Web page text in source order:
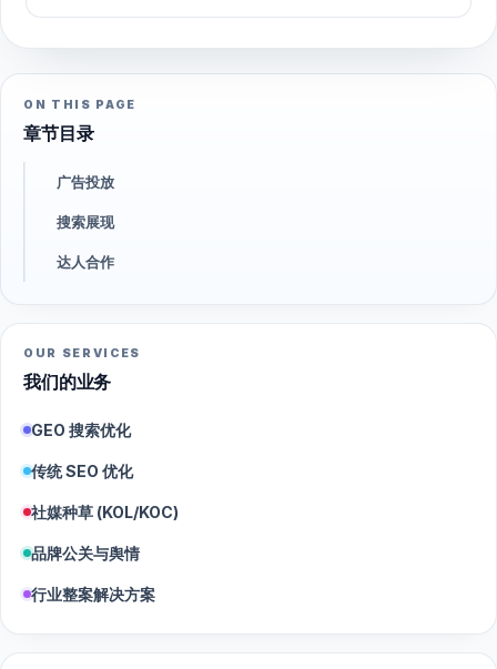
ON THIS PAGE
章节目录
广告投放
搜索展现
达人合作
OUR SERVICES
我们的业务
GEO 搜索优化
传统 SEO 优化
社媒种草 (KOL/KOC)
品牌公关与舆情
行业整案解决方案